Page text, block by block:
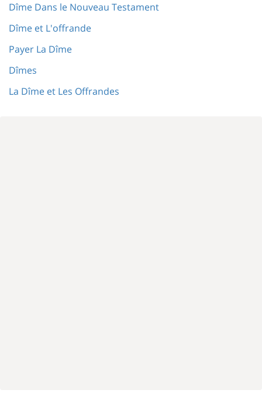
Dîme Dans le Nouveau Testament
Dîme et L'offrande
Payer La Dîme
Dîmes
La Dîme et Les Offrandes